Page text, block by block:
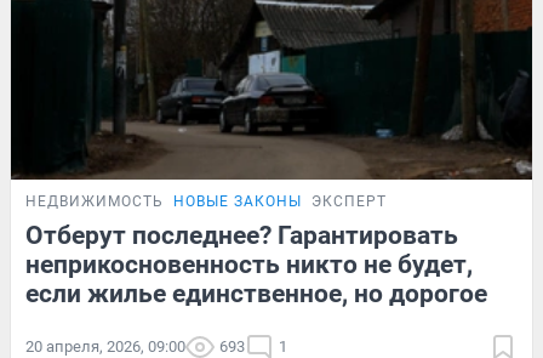
НЕДВИЖИМОСТЬ НОВЫЕ ЗАКОНЫ ЭКСПЕРТ
Отберут последнее? Гарантировать
неприкосновенность никто не будет,
если жилье единственное, но дорогое
20 апреля, 2026, 09:00 693 1